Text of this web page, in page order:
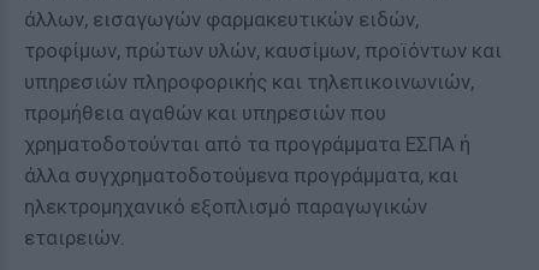
άλλων, εισαγωγών φαρμακευτικών ειδών,
τροφίμων, πρώτων υλών, καυσίμων, προϊόντων και
υπηρεσιών πληροφορικής και τηλεπικοινωνιών,
προμήθεια αγαθών και υπηρεσιών που
χρηματοδοτούνται από τα προγράμματα ΕΣΠΑ ή
άλλα συγχρηματοδοτούμενα προγράμματα, και
ηλεκτρομηχανικό εξοπλισμό παραγωγικών
εταιρειών.